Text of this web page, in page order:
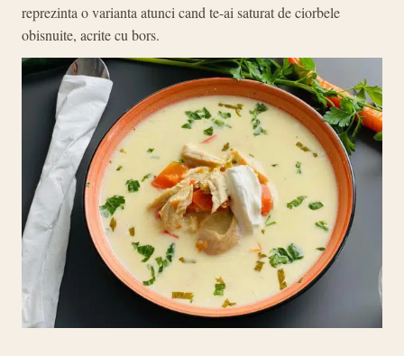
reprezinta o varianta atunci cand te-ai saturat de ciorbele
obisnuite, acrite cu bors.